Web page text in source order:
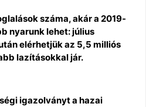
száma, akár a 2019-
nyarunk lehet: július
elérhetjük az 5,5 milliós
lazításokkal jár.
igazolványt a hazai